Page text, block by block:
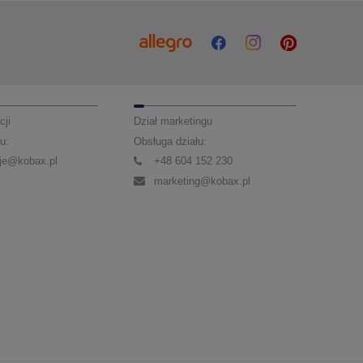
Dział marketingu
Obsługa działu:
+48 604 152 230
marketing@kobax.pl